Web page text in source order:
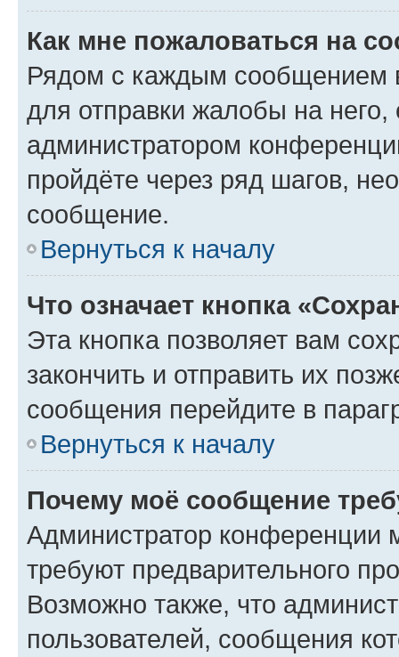
Как мне пожаловаться на
Рядом с каждым сообщением
для отправки жалобы на
администратором
пройдёте через ряд шагов,
сообщение.
Вернуться к началу
Что означает кнопка
Эта кнопка позволяет вам
закончить и отправить их
сообщения перейдите в
Вернуться к началу
Почему моё сообщение
Администратор конференции
требуют предварительного
Возможно также, что
пользователей, сообщения